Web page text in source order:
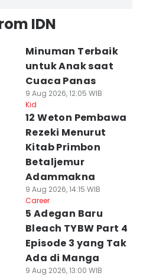
IDN
Minuman Terbaik
untuk Anak saat
Cuaca Panas
9 Aug 2026, 12:05 WIB
Kid
12 Weton Pembawa
Rezeki Menurut
Kitab Primbon
Betaljemur
Adammakna
9 Aug 2026, 14:15 WIB
Career
5 Adegan Baru
Bleach TYBW Part 4
Episode 3 yang Tak
Ada di Manga
9 Aug 2026, 13:00 WIB